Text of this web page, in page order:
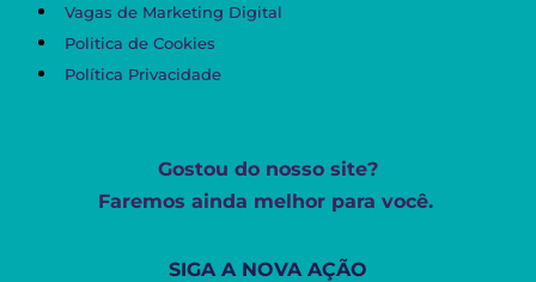
Vagas de Marketing Digital
Politica de Cookies
Política Privacidade
Gostou do nosso site?
Faremos ainda melhor para você.
SIGA A NOVA AÇÃO